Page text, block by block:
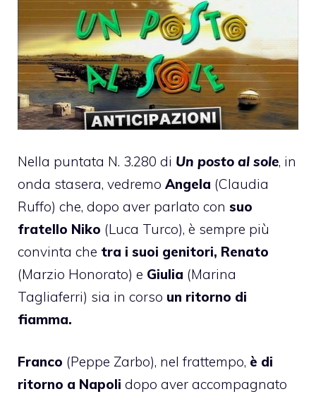
Nella puntata N. 3.280 di Un posto al sole, in
onda stasera, vedremo Angela (Claudia
Ruffo) che, dopo aver parlato con suo
fratello Niko (Luca Turco), è sempre più
convinta che tra i suoi genitori, Renato
(Marzio Honorato) e Giulia (Marina
Tagliaferri) sia in corso un ritorno di
fiamma.
Franco (Peppe Zarbo), nel frattempo, è di
ritorno a Napoli dopo aver accompagnato